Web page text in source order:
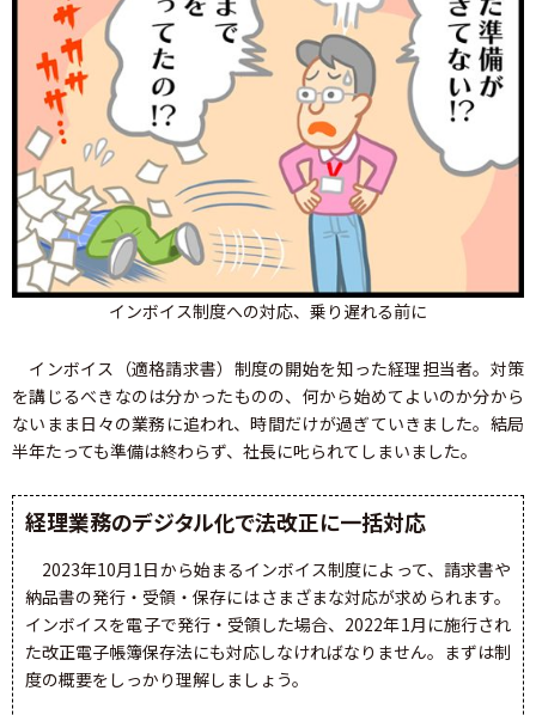
インボイス制度への対応、乗り遅れる前に
インボイス（適格請求書）制度の開始を知った経理担当者。対策
を講じるべきなのは分かったものの、何から始めてよいのか分から
ないまま日々の業務に追われ、時間だけが過ぎていきました。結局
半年たっても準備は終わらず、社長に𠮟られてしまいました。
経理業務のデジタル化で法改正に一括対応
2023年10月1日から始まるインボイス制度によって、請求書や
納品書の発行・受領・保存にはさまざまな対応が求められます。
インボイスを電子で発行・受領した場合、2022年1月に施行され
た改正電子帳簿保存法にも対応しなければなりません。まずは制
度の概要をしっかり理解しましょう。